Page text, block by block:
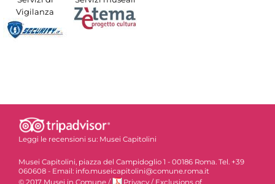
Vigilanza
Leggi le recensioni su: Musei Capitolini
Musei Capitolini, piazza del Campidoglio 1 - 00186 Roma. Tel. +39
060608 - Email: info.museicapitolini@comune.roma.it